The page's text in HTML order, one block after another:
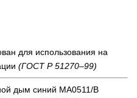
для использования на
(ГОСТ Р 51270–99)
дым синий MA0511/B